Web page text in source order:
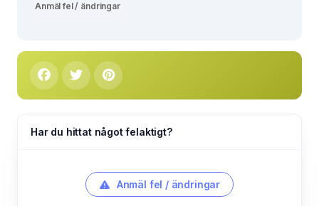
Anmäl fel / ändringar
Har du hittat något felaktigt?
Anmäl fel / ändringar